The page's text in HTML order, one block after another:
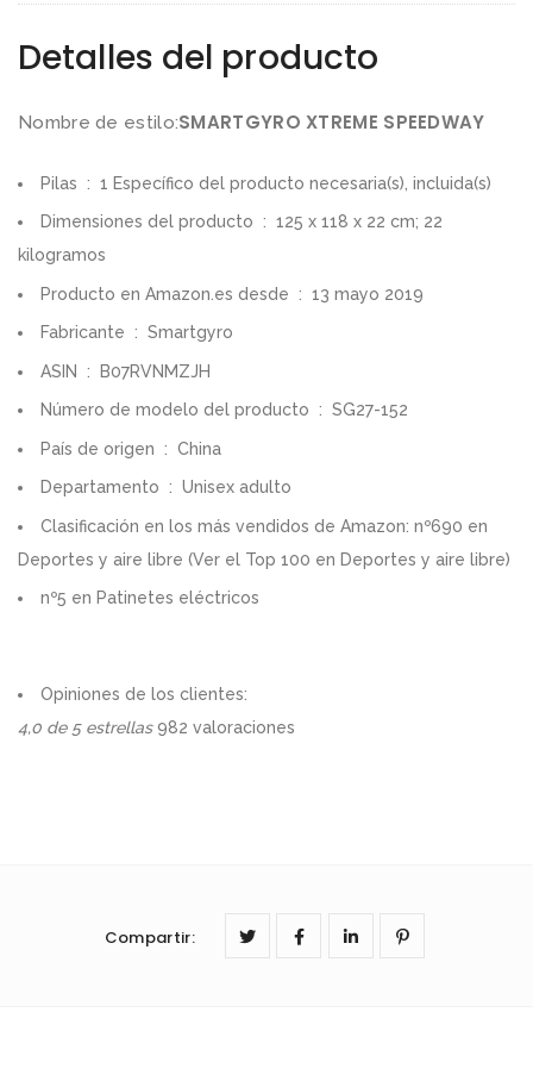
Detalles del producto
Nombre de estilo:SMARTGYRO XTREME SPEEDWAY
Pilas ‏ : ‎ 1 Específico del producto necesaria(s), incluida(s)
Dimensiones del producto ‏ : ‎ 125 x 118 x 22 cm; 22
kilogramos
Producto en Amazon.es desde ‏ : ‎ 13 mayo 2019
Fabricante ‏ : ‎ Smartgyro
ASIN ‏ : ‎ B07RVNMZJH
Número de modelo del producto ‏ : ‎ SG27-152
País de origen ‏ : ‎ China
Departamento ‏ : ‎ Unisex adulto
Clasificación en los más vendidos de Amazon: nº690 en
Deportes y aire libre (Ver el Top 100 en Deportes y aire libre)
nº5 en Patinetes eléctricos
Opiniones de los clientes:
4,0 de 5 estrellas 982 valoraciones
Compartir: